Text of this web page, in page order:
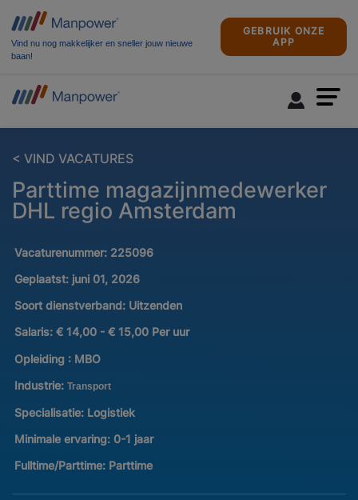
Vind nu nog makkelijker en sneller jouw nieuwe
baan!
GEBRUIK ONZE
APP
< VIND VACATURES
Parttime magazijnmedewerker
DHL regio Amsterdam
Vacaturenummer: 225096
Geplaatst: juni 01, 2026
Soort dienstverband: Uitzenden
Salaris: € 14,00 - € 15,00 Per uur
Opleiding : MBO
Industrie: Transport
Specialisatie: Logistiek
Minimale ervaring: 0-1 jaar
Fulltime/Parttime: Parttime